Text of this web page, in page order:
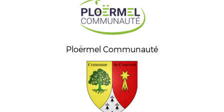
Ploërmel Communauté